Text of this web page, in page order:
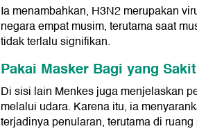
Ia menambahkan, H3N2 merupakan
negara empat musim, terutama saat
tidak terlalu signifikan.
Pakai Masker Bagi yang Sakit
Di sisi lain Menkes juga menjelaskan
melalui udara. Karena itu, ia
terjadinya penularan, terutama di